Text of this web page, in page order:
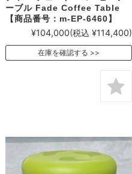
ーブル Fade Coffee Table
【商品番号：m-EP-6460】
¥104,000(税込 ¥114,400)
在庫を確認する